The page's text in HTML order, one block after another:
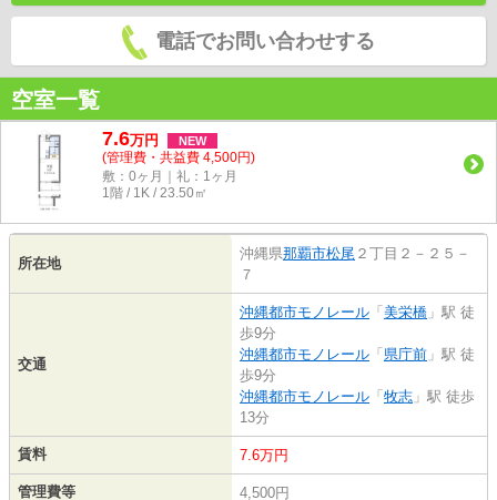
電話でお問い合わせする
空室一覧
7.6万円 NEW
(管理費・共益費 4,500円)
敷：0ヶ月｜礼：1ヶ月
1階 / 1K / 23.50㎡
所在地
沖縄県那覇市松尾 ２丁目２－２５－
７
交通
沖縄都市モノレール 「 美栄橋 」駅 徒
歩9分
沖縄都市モノレール 「 県庁前 」駅 徒
歩9分
沖縄都市モノレール 「 牧志 」駅 徒歩
13分
賃料 7.6万円
管理費等 4,500円